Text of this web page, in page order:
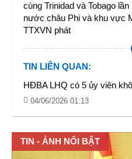
cùng Trinidad và Tobago
nước châu Phi và khu vực
TTXVN phát
TIN LIÊN QUAN:
HĐBA LHQ có 5 ủy viên
04/06/2026 01:13
TIN - ẢNH NỔI BẬT